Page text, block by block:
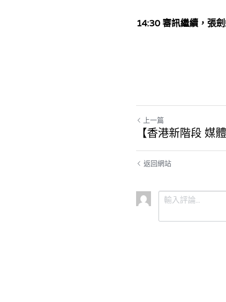
14:30 審訊繼續，張
上一篇
【香港新階段 媒
返回網站